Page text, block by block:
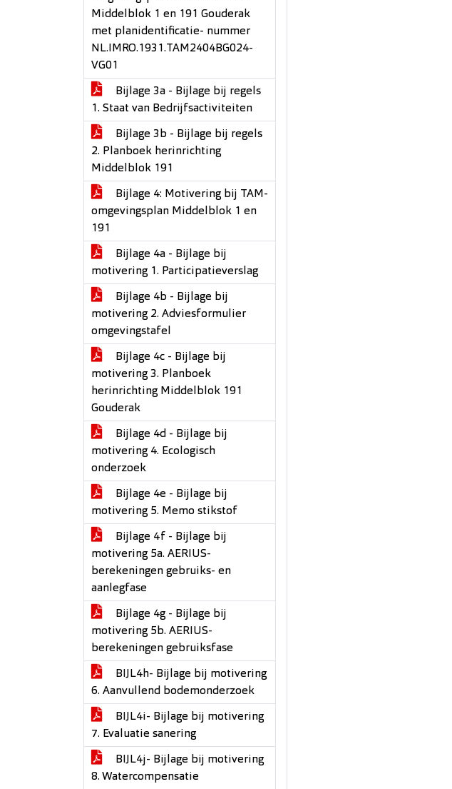
Middelblok 1 en 191 Gouderak
met planidentificatie- nummer
NL.IMRO.1931.TAM2404BG024-
VG01
Bijlage 3a - Bijlage bij regels
1. Staat van Bedrijfsactiviteiten
Bijlage 3b - Bijlage bij regels
2. Planboek herinrichting
Middelblok 191
Bijlage 4: Motivering bij TAM-
omgevingsplan Middelblok 1 en
191
Bijlage 4a - Bijlage bij
motivering 1. Participatieverslag
Bijlage 4b - Bijlage bij
motivering 2. Adviesformulier
omgevingstafel
Bijlage 4c - Bijlage bij
motivering 3. Planboek
herinrichting Middelblok 191
Gouderak
Bijlage 4d - Bijlage bij
motivering 4. Ecologisch
onderzoek
Bijlage 4e - Bijlage bij
motivering 5. Memo stikstof
Bijlage 4f - Bijlage bij
motivering 5a. AERIUS-
berekeningen gebruiks- en
aanlegfase
Bijlage 4g - Bijlage bij
motivering 5b. AERIUS-
berekeningen gebruiksfase
BIJL4h- Bijlage bij motivering
6. Aanvullend bodemonderzoek
BIJL4i- Bijlage bij motivering
7. Evaluatie sanering
BIJL4j- Bijlage bij motivering
8. Watercompensatie